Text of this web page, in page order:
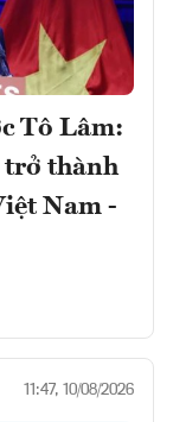
Tô Lâm:
trở thành
Nam -
11:47, 10/08/2026